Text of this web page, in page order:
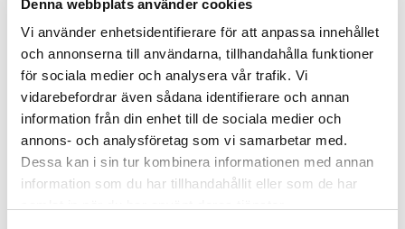
Denna webbplats använder cookies
Vi använder enhetsidentifierare för att anpassa innehållet
och annonserna till användarna, tillhandahålla funktioner
för sociala medier och analysera vår trafik. Vi
vidarebefordrar även sådana identifierare och annan
information från din enhet till de sociala medier och
annons- och analysföretag som vi samarbetar med.
Dessa kan i sin tur kombinera informationen med annan
information som du har tillhandahållit eller som de har
ingrediens som gör håret mjukt och glänsande
Aloe Vera– återfuktar och lugnar hårbotten och hårstråna
Glycerin– hjälper till att bibehålla hårets fuktbalans och
gör det hanterbart
Sheasmör– ger djup näring och skyddar håret från yttre
skador
Massera in en liten mängd schampo i fuktigt hår och skapa ett
rikt lödder. Skölj noggrant och upprepa vid behov. För bästa